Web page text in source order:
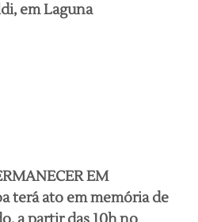
em Laguna
EM
terá ato em memória de